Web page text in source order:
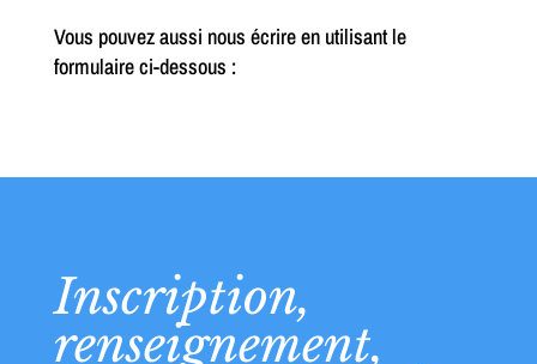
Vous pouvez aussi nous écrire en utilisant le
formulaire ci-dessous :
Inscription,
renseignement,